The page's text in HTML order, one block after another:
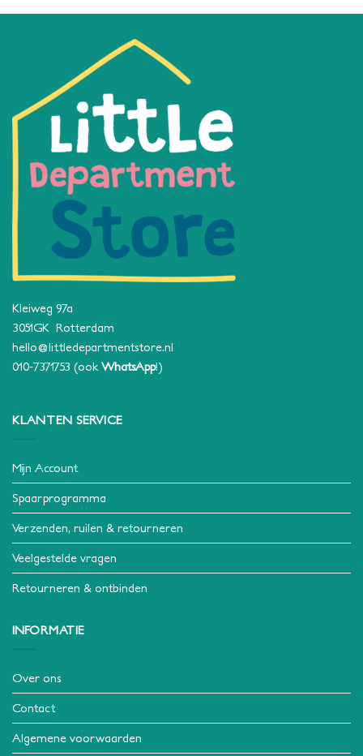
Kleiweg 97a
3051GK Rotterdam
hello@littledepartmentstore.nl
010-7371753 (ook WhatsApp!)
KLANTEN SERVICE
Mijn Account
Spaarprogramma
Verzenden, ruilen & retourneren
Veelgestelde vragen
Retourneren & ontbinden
INFORMATIE
Over ons
Contact
Algemene voorwaarden